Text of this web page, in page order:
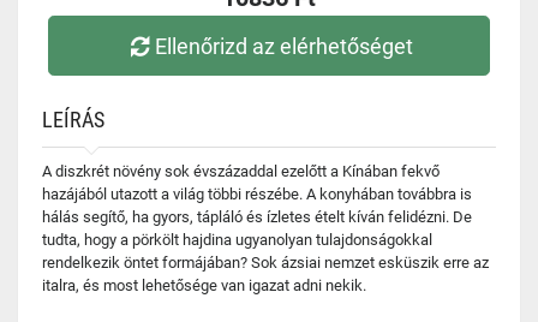
Ellenőrizd az elérhetőséget
LEÍRÁS
A diszkrét növény sok évszázaddal ezelőtt a Kínában fekvő
hazájából utazott a világ többi részébe. A konyhában továbbra is
hálás segítő, ha gyors, tápláló és ízletes ételt kíván felidézni. De
tudta, hogy a pörkölt hajdina ugyanolyan tulajdonságokkal
rendelkezik öntet formájában? Sok ázsiai nemzet esküszik erre az
italra, és most lehetősége van igazat adni nekik.